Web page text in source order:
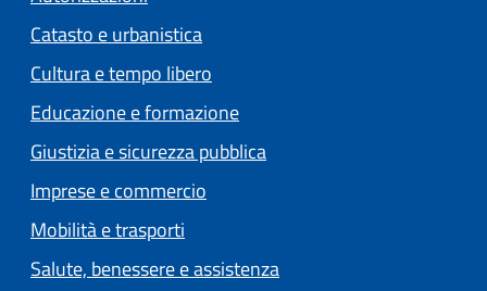
Catasto e urbanistica
Cultura e tempo libero
Educazione e formazione
Giustizia e sicurezza pubblica
Imprese e commercio
Mobilità e trasporti
Salute, benessere e assistenza